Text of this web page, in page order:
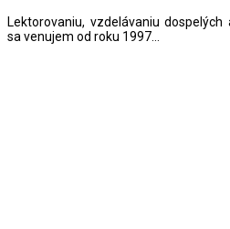
Lektorovaniu, vzdelávaniu
sa venujem od roku 1997...